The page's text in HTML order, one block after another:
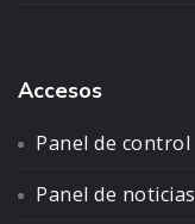
Accesos
Panel de control
Panel de noticias